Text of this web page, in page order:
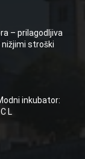
– prilagodljiva
stroški
inkubator:
L